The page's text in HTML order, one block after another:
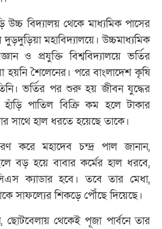
বিদ্যালয় থেকে মাধ্যমিক পাসের
মহাবিদ্যালয়ে। উচ্চমাধ্যমিক
ও প্রযুক্তি বিশ্ববিদ্যালয়ে ভর্তির
শৈলেনের। পরে বাংলাদেশ কৃষি
ভর্তির পর শুরু হয় জীবন যুদ্ধের
পাতিল বিক্রি কম হলে টাকার
সাথে হাল ধরতে হয়েছে তাকে।
করে মহাদেব চন্দ্র পাল জানান,
বড় হয়ে বাবার কর্মের হাল ধরবে,
ক্যাডার হবে। তবে তার মেধা,
সাফল্যের শিকড়ে পৌঁছে দিয়েছে।
ছোটবেলায় থেকেই পূজা পার্বনে তার